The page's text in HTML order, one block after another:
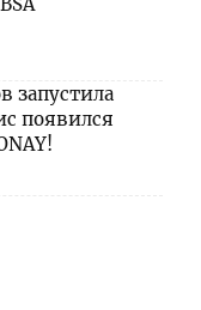
запустила
появился